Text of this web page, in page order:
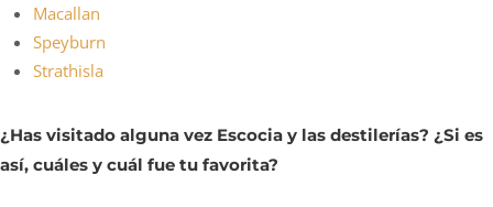
Macallan
Speyburn
Strathisla
¿Has visitado alguna vez Escocia y las destilerías? ¿Si es
así, cuáles y cuál fue tu favorita?